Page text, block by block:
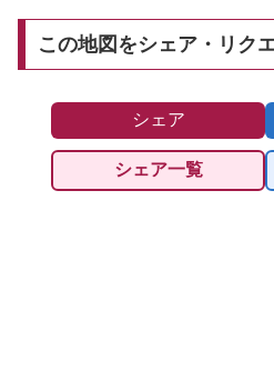
この地図をシェア・リク
シェア
シェア一覧